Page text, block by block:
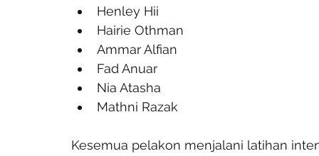
Henley Hii
Hairie Othman
Ammar Alfian
Fad Anuar
Nia Atasha
Mathni Razak
Kesemua pelakon menjalani latihan